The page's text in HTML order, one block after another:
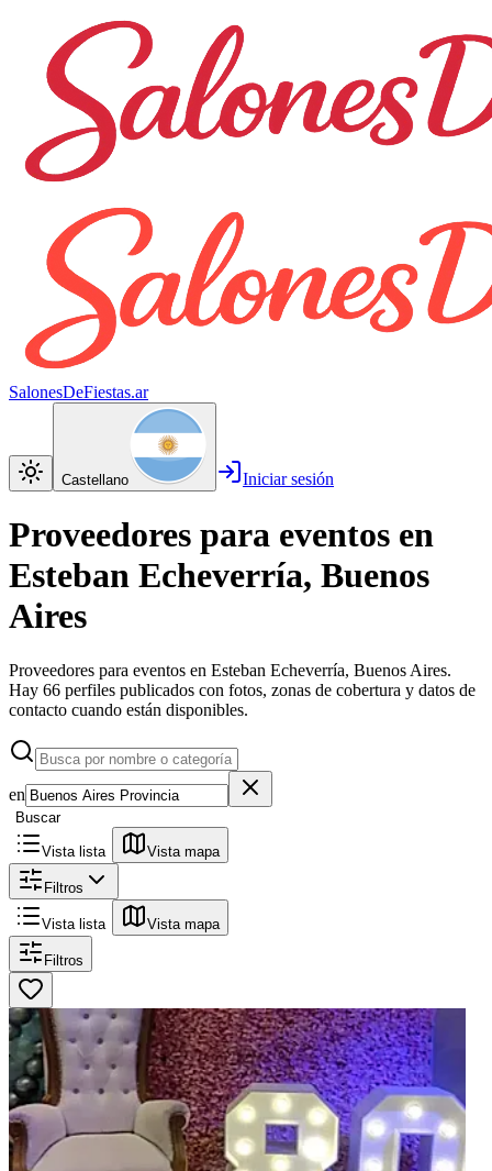
SalonesDeFiestas.ar
Castellano Iniciar sesión
Proveedores para eventos en
Esteban Echeverría, Buenos
Aires
Proveedores para eventos en Esteban Echeverría, Buenos Aires.
Hay 66 perfiles publicados con fotos, zonas de cobertura y datos de
contacto cuando están disponibles.
en
Buscar
Vista lista Vista mapa
Filtros
Vista lista Vista mapa
Filtros